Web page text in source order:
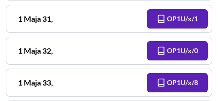
1 Maja31, OP1U/x/1
1 Maja32, OP1U/x/0
1 Maja33, OP1U/x/8